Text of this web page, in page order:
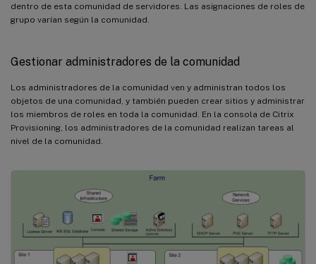
dentro de esta comunidad de servidores. Las asignaciones de roles de
grupo varían según la comunidad.
Gestionar administradores de la comunidad
Los administradores de la comunidad ven y administran todos los
objetos de una comunidad, y también pueden crear sitios y administrar
los miembros de roles en toda la comunidad. En la consola de Citrix
Provisioning, los administradores de la comunidad realizan tareas al
nivel de la comunidad.